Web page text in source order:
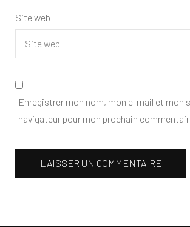
Site web
Enregistrer mon nom, mon e-mail et mon
navigateur pour mon prochain